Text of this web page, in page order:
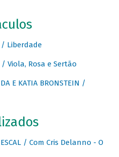
/ Liberdade
/ Viola, Rosa e Sertão
E KATIA BRONSTEIN /
/ Com Cris Delanno - O